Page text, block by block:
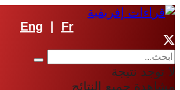
Eng Fr
لا توجد نتيجة
مشاهدة جميع النتائج